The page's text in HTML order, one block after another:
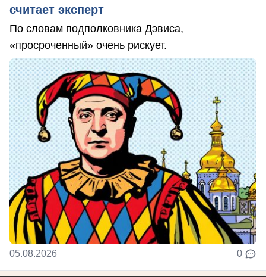
считает эксперт
По словам подполковника Дэвиса,
«просроченный» очень рискует.
05.08.2026 0